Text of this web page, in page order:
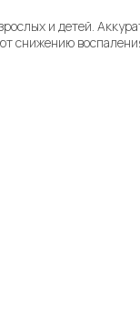
и детей.
снижению